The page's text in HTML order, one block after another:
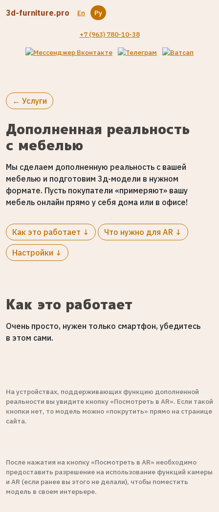
3d-furniture.pro En Ру
+7 (963) 780-10-38
← Услуги
Дополненная реальность
с мебелью
Мы сделаем дополненную реальность с вашей
мебелью и подготовим 3д-модели в нужном
формате. Пусть покупатели «примеряют» вашу
мебель онлайн прямо у себя дома или в офисе!
Как это работает ↓ Что нужно для AR ↓
Настройки ↓
Как это работает
Очень просто, нужен только смартфон, убедитесь
в этом сами.
На устройствах, поддерживающих функцию дополненной
реальности вы увидите кнопку «Посмотреть в AR». Если такой
кнопки нет, то модель можно «покрутить» прямо на странице
сайта.
После нажатия на кнопку «Посмотреть в AR» необходимо
предоставить разрешение на использование функций камеры
и AR (если ранее вы этого не делали), чтобы поместить
модель в своем интерьере.